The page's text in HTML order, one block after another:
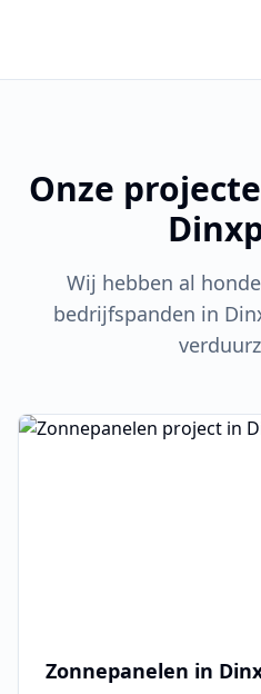
Onze
Wij hebben al
bedrijfspanden in
Zonnepanelen in